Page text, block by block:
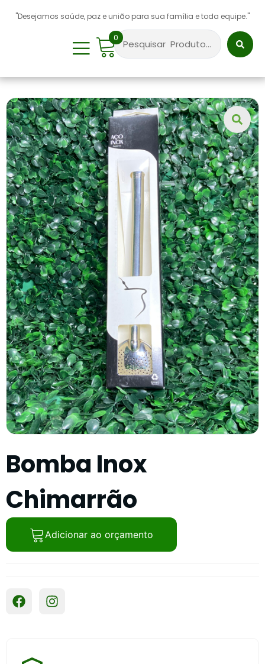
"Desejamos saúde, paz e união para sua família e toda equipe."
0
Bomba Inox
Chimarrão
Adicionar ao orçamento